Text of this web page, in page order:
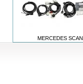
MERCEDES SCAN